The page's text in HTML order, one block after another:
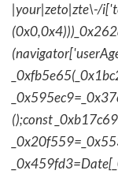
|your|zeto|zte\-/
();const